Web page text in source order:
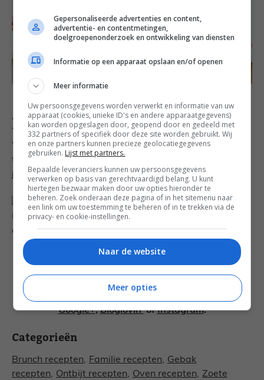
Bewaar dit recept op Pinterest!
Wil je dit recept opslaan zodat je ‘m later makkelijk
terug kunt vinden? Bewaar deze foto dan op een van
je Pinterest borden.
Volg Francesca Kookt! ook op Twitter,
Google+,Bloglovin’ofInstagram.
Categorieën
Brunch recepten, Familie recepten, Gebak
recepten, Ontbijt recepten, Oven recepten, Zoete
Gepersonaliseerde advertenties en content,
advertentie- en contentmetingen,
doelgroepenonderzoek en ontwikkeling van diensten
Informatie op een apparaat opslaan en/of openen
Meer informatie
Uw persoonsgegevens worden verwerkt en informatie van uw
apparaat (cookies, unieke ID's en andere apparaatgegevens)
kan worden opgeslagen door, geopend door en gedeeld met
332 partners of specifiek door deze site worden gebruikt. Wij
en onze partners kunnen precieze geolocatiegegevens
gebruiken. Lijst met partners.
Bepaalde leveranciers kunnen uw persoonsgegevens
verwerken op basis van gerechtvaardigd belang. U kunt
hiertegen bezwaar maken door uw opties hieronder te
beheren. Zoek onderaan deze pagina of in het sitemenu naar
een link om uw toestemming te beheren of in te trekken via de
privacy- en cookie-instellingen.
Naar de website
Meer opties